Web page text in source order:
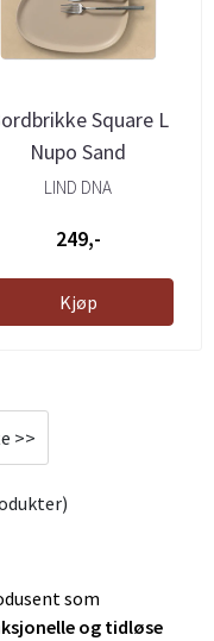
Square L
Nupo Sand
LIND DNA
249,-
Kjøp
>>
som
og tidløse